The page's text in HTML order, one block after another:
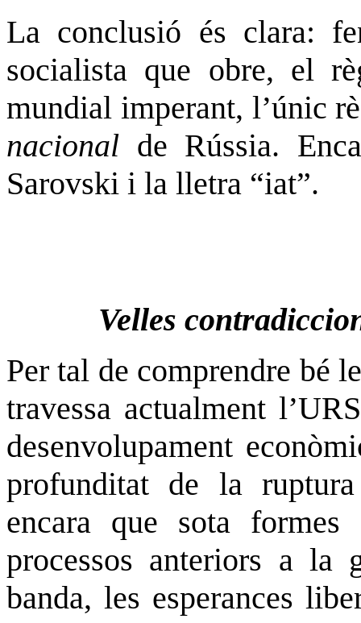
La conclusió és clara:
socialista que obre, el
mundial imperant, l’únic
nacional de Rússia.
Sarovski i la lletra “iat”.
Velles
Per tal de comprendre bé
travessa actualment
desenvolupament
profunditat de la
encara que sota
processos anteriors a la
banda, les esperances